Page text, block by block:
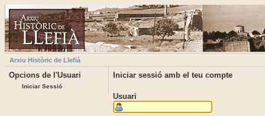
Arxiu Històric de Llefià
Opcions de l'Usuari
Iniciar Sessió
Iniciar sessió amb el teu compte
Usuari